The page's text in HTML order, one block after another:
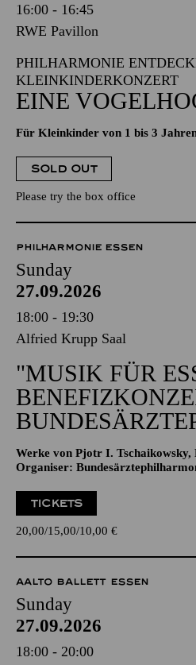
16:00 - 16:45
RWE Pavillon
PHILHARMONIE
KLEINKINDERKONZERT
EINE
Für Kleinkinder von 1 bis 3
SOLD OUT
Please try the box office
PHILHARMONIE ESSEN
Sunday
27.09.2026
18:00 - 19:30
Alfried Krupp Saal
"MUSIK FÜR
Werke von Pjotr I. Tschaikowsky,
Organiser:
TICKETS
20,00 15,00 10,00 €
AALTO BALLETT ESSEN
Sunday
27.09.2026
18:00 - 20:00